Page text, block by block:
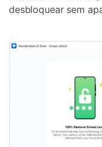
desbloquear sem